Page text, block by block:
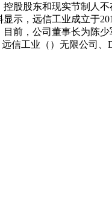
股股东和现实节制人
示，远信工业成立于
前，公司董事长为陈
信工业（）无限公司